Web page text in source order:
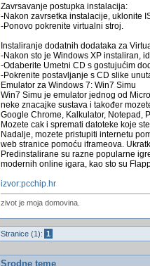
Zavrsavanje postupka instalacija:
-Nakon zavrsetka instalacije, uklonite
-Ponovo pokrenite virtualni stroj.
Instaliranje dodatnih dodataka za
-Nakon sto je Windows XP instaliran,
-Odaberite Umetni CD s gostujućim
-Pokrenite postavljanje s CD slike
Emulator za Windows 7: Win7 Simu
Win7 Simu je emulator jednog od
neke znacajke sustava i također
Google Chrome, Kalkulator, Notepad,
Mozete cak i spremati datoteke koje
Nadalje, mozete pristupiti internetu
web stranice pomoću iframeova.
Predinstalirane su razne popularne
modernih online igara, kao sto su
izvor:pcchip.hr
zivot je moja domovina.
Stranice (1): 1
Srodne teme